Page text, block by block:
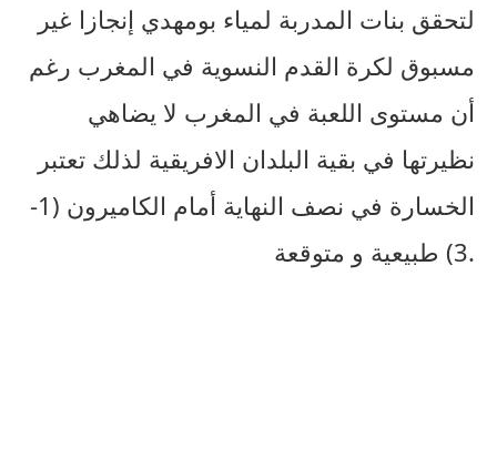
لتحقق بنات المدربة لمياء بومهدي إنجازا غير
مسبوق لكرة القدم النسوية في المغرب رغم
أن مستوى اللعبة في المغرب لا يضاهي
نظيرتها في بقية البلدان الافريقية لذلك تعتبر
الخسارة في نصف النهاية أمام الكاميرون (1-
3) طبيعية و متوقعة.